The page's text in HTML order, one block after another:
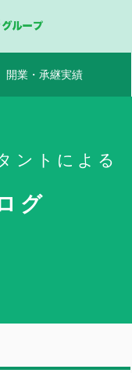
開業・承継実績
ントによる
グ